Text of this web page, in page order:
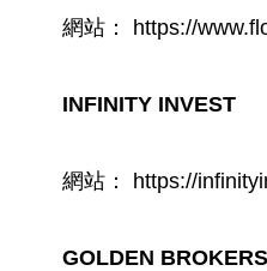
網站： https://
INFINITY INVEST
網站： https://
GOLDEN BROKERS